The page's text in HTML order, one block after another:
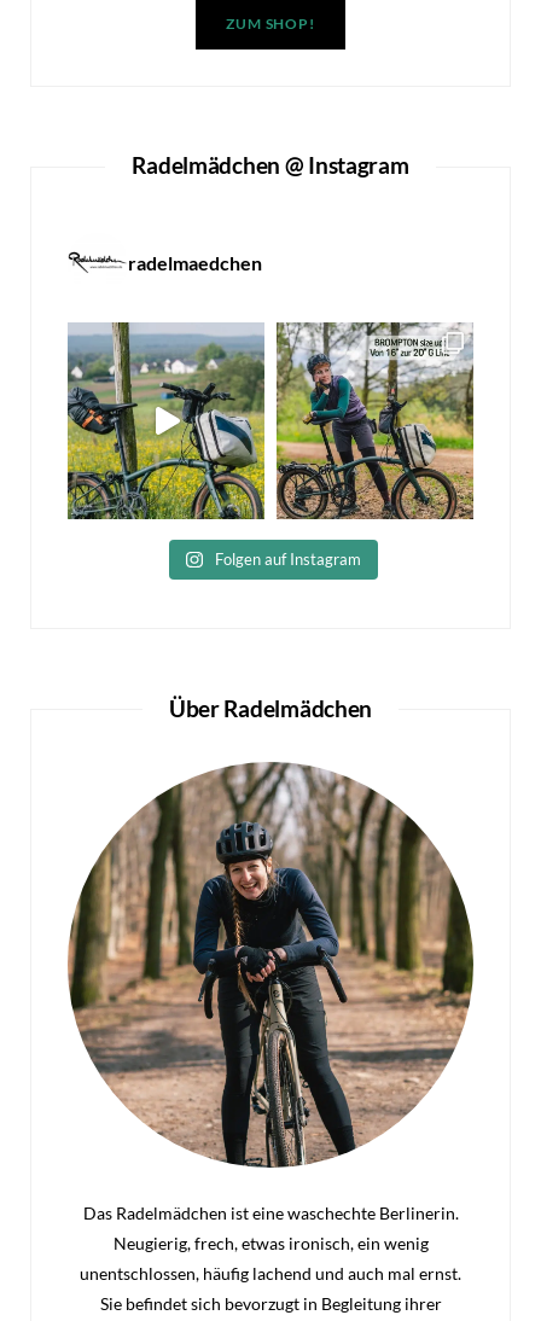
ZUM SHOP!
Radelmädchen @ Instagram
radelmaedchen
Folgen auf Instagram
Über Radelmädchen
Das Radelmädchen ist eine waschechte Berlinerin.
Neugierig, frech, etwas ironisch, ein wenig
unentschlossen, häufig lachend und auch mal ernst.
Sie befindet sich bevorzugt in Begleitung ihrer